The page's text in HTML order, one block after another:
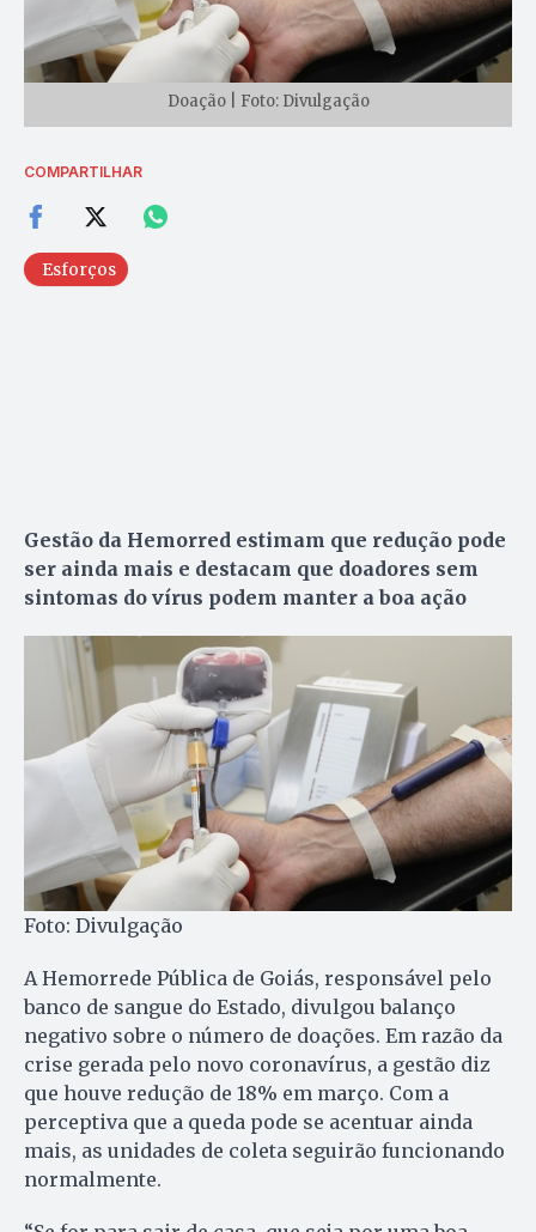
Doação | Foto: Divulgação
COMPARTILHAR
Esforços
Gestão da Hemorred estimam que redução pode
ser ainda mais e destacam que doadores sem
sintomas do vírus podem manter a boa ação
Foto: Divulgação
A Hemorrede Pública de Goiás, responsável pelo
banco de sangue do Estado, divulgou balanço
negativo sobre o número de doações. Em razão da
crise gerada pelo novo coronavírus, a gestão diz
que houve redução de 18% em março. Com a
perceptiva que a queda pode se acentuar ainda
mais, as unidades de coleta seguirão funcionando
normalmente.